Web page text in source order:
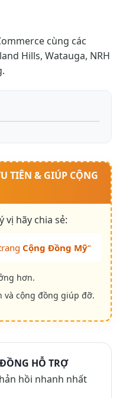
cùng các
Hills, Watauga, NRH
TIÊN & GIÚP CỘNG
vị hãy chia sẻ:
Cộng Đồng Mỹ“
hơn.
và cộng đồng giúp đỡ.
HỖ TRỢ
hồi nhanh nhất